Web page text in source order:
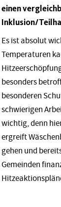
einen
Inklusion/
Es ist absolut
Temperaturen
besonders
besonderen
schwierigen
wichtig, denn
ergreift
gehen und
Gemeinden